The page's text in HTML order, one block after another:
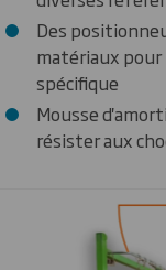
Des
matériaux
spécifique
Mousse
résister aux